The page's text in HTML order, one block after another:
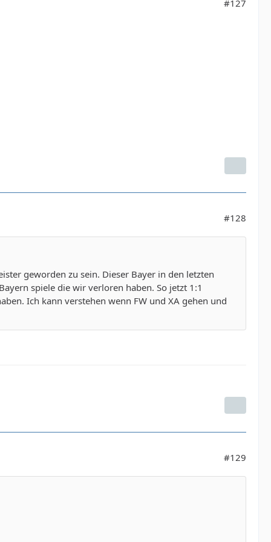
#127
#128
geworden zu sein. Dieser Bayer in den letzten
spiele die wir verloren haben. So jetzt 1:1
Ich kann verstehen wenn FW und XA gehen und
#129